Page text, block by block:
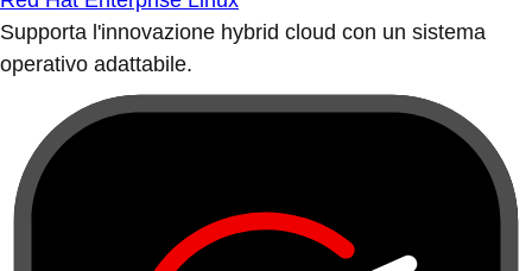
Supporta l'innovazione hybrid cloud con un sistema
operativo adattabile.